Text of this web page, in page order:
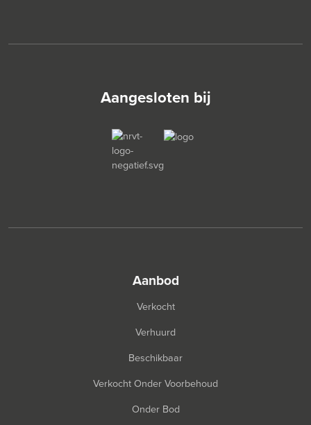
Aangesloten bij
aanbod
Verkocht
Verhuurd
Beschikbaar
Verkocht Onder Voorbehoud
Onder Bod